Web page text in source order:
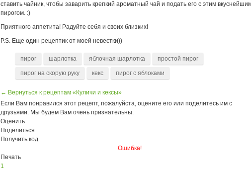
ставить чайник, чтобы заварить крепкий ароматный чай и подать его с этим
пирогом. :)
Приятного аппетита! Радуйте себя и своих близких!
P.S. Еще один рецептик от моей невестки))
пирог шарлотка яблочная шарлотка простой пирог
пирог на скорую руку кекс пирог с яблоками
← Вернуться к рецептам «Куличи и кексы»
Если Вам понравился этот рецепт, пожалуйста, оцените его или поделитесь им с
друзьями. Мы будем Вам очень признательны.
Оценить
Поделиться
Получить код
Ошибка!
Печать
1